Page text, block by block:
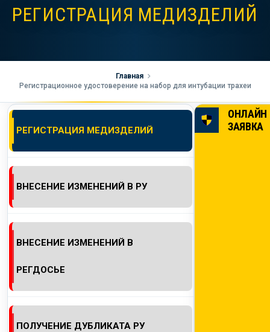
УСЛУГИ ГК ГОСТ-ЭКСПЕРТ
СТОИМОСТЬ РАБОТ
НАША КОМПАНИЯ
КОНТАКТЫ
РЕГИСТРАЦИЯ МЕДИЗДЕЛИЙ
Главная
Регистрационное удостоверение на набор для интубации трахеи
РЕГИСТРАЦИЯ МЕДИЗДЕЛИЙ
ВНЕСЕНИЕ ИЗМЕНЕНИЙ В РУ
ВНЕСЕНИЕ ИЗМЕНЕНИЙ В
РЕГДОСЬЕ
ПОЛУЧЕНИЕ ДУБЛИКАТА РУ
ОНЛАЙН
ЗАЯВКА